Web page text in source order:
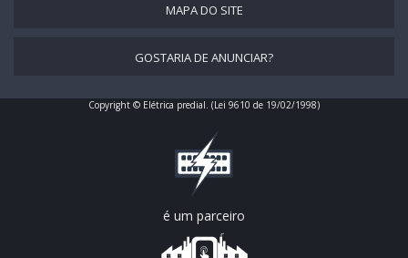
SERVIÇOS DE INSTALAÇÃO DE QUADRO ELÉTRICO
INSTALAÇÃO DE QUADRO DE DISTRIBUIÇÃO TRIFÁSICO
MONTAGEM DE QUADRO DE COMANDO
MONTAGEM DE QUADRO ELÉTRICO BAHIA
MAPA DO SITE
GOSTARIA DE ANUNCIAR?
Copyright © Elétrica predial. (Lei 9610 de 19/02/1998)
é um parceiro